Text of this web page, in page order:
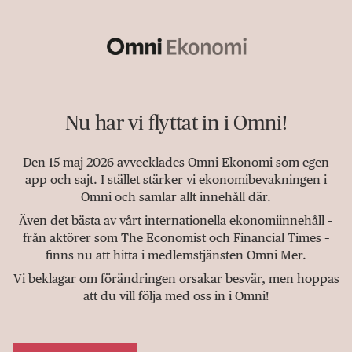
Nu har vi flyttat in i Omni!
Den 15 maj 2026 avvecklades Omni Ekonomi som egen
app och sajt. I stället stärker vi ekonomibevakningen i
Omni och samlar allt innehåll där.
Även det bästa av vårt internationella ekonomiinnehåll –
från aktörer som The Economist och Financial Times –
finns nu att hitta i medlemstjänsten Omni Mer.
Vi beklagar om förändringen orsakar besvär, men hoppas
att du vill följa med oss in i Omni!